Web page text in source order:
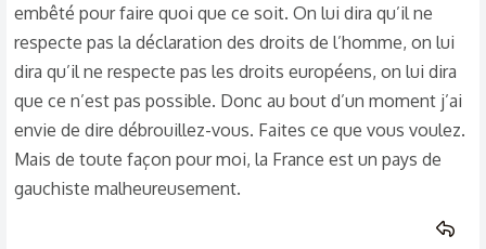
embêté pour faire quoi que ce soit. On lui dira qu’il ne
respecte pas la déclaration des droits de l’homme, on lui
dira qu’il ne respecte pas les droits européens, on lui dira
que ce n’est pas possible. Donc au bout d’un moment j’ai
envie de dire débrouillez-vous. Faites ce que vous voulez.
Mais de toute façon pour moi, la France est un pays de
gauchiste malheureusement.